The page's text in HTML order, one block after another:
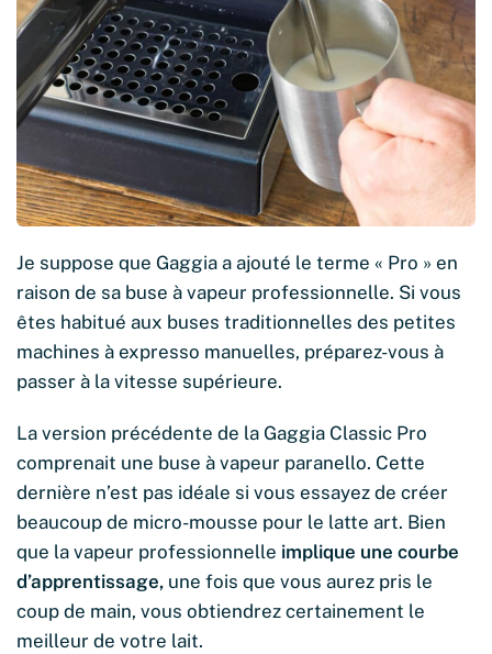
Je suppose que Gaggia a ajouté le terme « Pro » en
raison de sa buse à vapeur professionnelle. Si vous
êtes habitué aux buses traditionnelles des petites
machines à expresso manuelles, préparez-vous à
passer à la vitesse supérieure.
La version précédente de la Gaggia Classic Pro
comprenait une buse à vapeur paranello. Cette
dernière n’est pas idéale si vous essayez de créer
beaucoup de micro-mousse pour le latte art. Bien
que la vapeur professionnelle implique une courbe
d’apprentissage, une fois que vous aurez pris le
coup de main, vous obtiendrez certainement le
meilleur de votre lait.